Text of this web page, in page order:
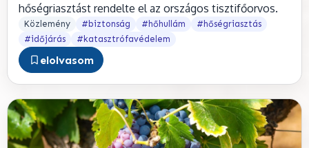
hőségriasztást rendelte el az országos tisztifőorvos.
Közlemény #biztonság #hőhullám
#hőségriasztás
#időjárás
#katasztrófavédelem
elolvasom